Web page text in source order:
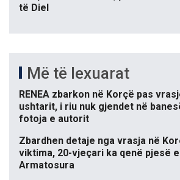
të Diel
Më të lexuarat
RENEA zbarkon në Korçë pas
ushtarit, i riu nuk gjendet në
fotoja e autorit
Zbardhen detaje nga vrasja në
viktima, 20-vjeçari ka qenë pjesë
Armatosura